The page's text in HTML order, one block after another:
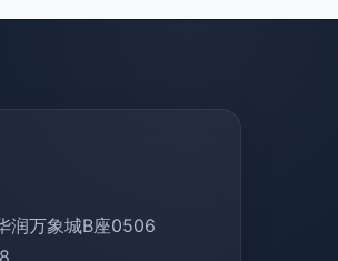
润万象城B座0506